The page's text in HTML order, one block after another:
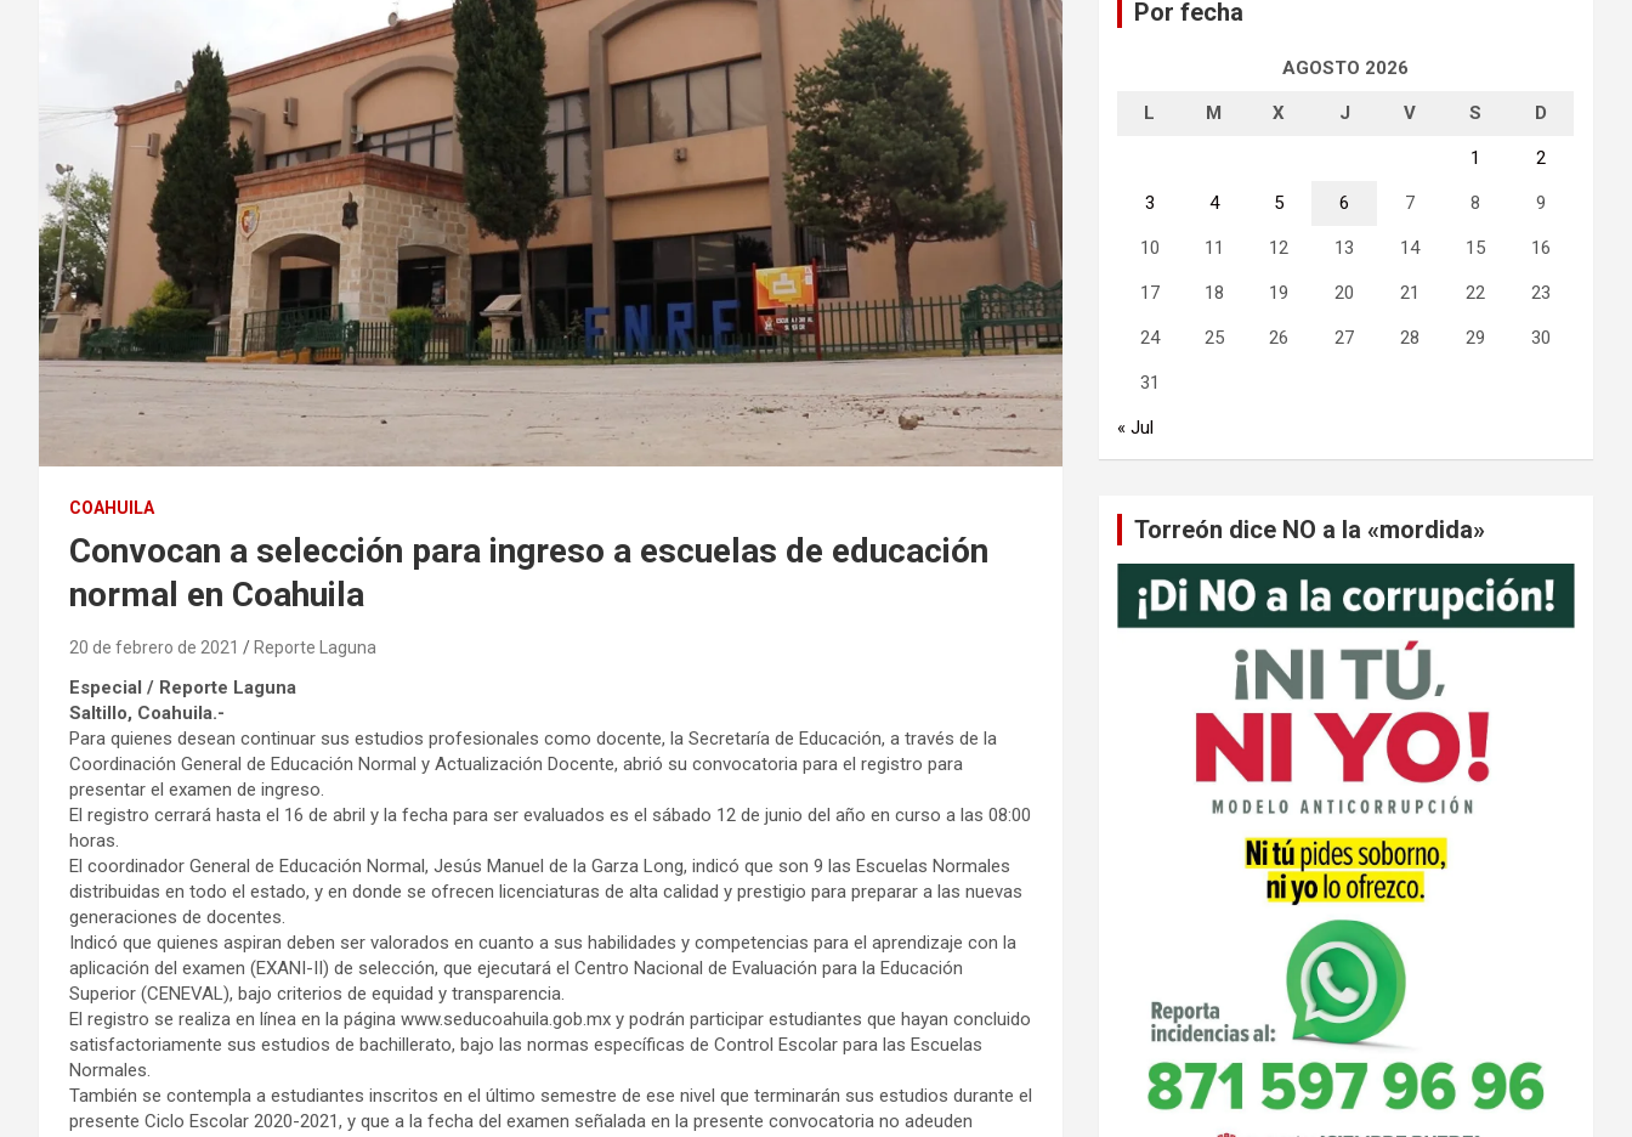
COAHUILA
Convocan a selección para ingreso a escuelas de educación
normal en Coahuila
20 de febrero de 2021 Reporte Laguna
Especial / Reporte Laguna
Saltillo, Coahuila.-
Para quienes desean continuar sus estudios profesionales como docente, la Secretaría de Educación, a través de la
Coordinación General de Educación Normal y Actualización Docente, abrió su convocatoria para el registro para
presentar el examen de ingreso.
El registro cerrará hasta el 16 de abril y la fecha para ser evaluados es el sábado 12 de junio del año en curso a las 08:00
horas.
El coordinador General de Educación Normal, Jesús Manuel de la Garza Long, indicó que son 9 las Escuelas Normales
distribuidas en todo el estado, y en donde se ofrecen licenciaturas de alta calidad y prestigio para preparar a las nuevas
generaciones de docentes.
Indicó que quienes aspiran deben ser valorados en cuanto a sus habilidades y competencias para el aprendizaje con la
aplicación del examen (EXANI-II) de selección, que ejecutará el Centro Nacional de Evaluación para la Educación
Superior (CENEVAL), bajo criterios de equidad y transparencia.
El registro se realiza en línea en la página www.seducoahuila.gob.mx y podrán participar estudiantes que hayan concluido
satisfactoriamente sus estudios de bachillerato, bajo las normas específicas de Control Escolar para las Escuelas
Normales.
También se contempla a estudiantes inscritos en el último semestre de ese nivel que terminarán sus estudios durante el
presente Ciclo Escolar 2020-2021, y que a la fecha del examen señalada en la presente convocatoria no adeuden
Por fecha
AGOSTO 2026
L M X J V S D
1 2
3 4 5 6 7 8 9
10 11 12 13 14 15 16
17 18 19 20 21 22 23
24 25 26 27 28 29 30
31
« Jul
Torreón dice NO a la «mordida»